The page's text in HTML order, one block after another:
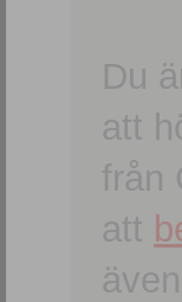
Du
att
från
att